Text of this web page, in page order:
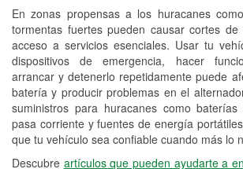
En zonas propensas a los huracanes
tormentas fuertes pueden causar cortes
acceso a servicios esenciales. Usar tu
dispositivos de emergencia, hacer
arrancar y detenerlo repetidamente puede
batería y producir problemas en el
suministros para huracanes como baterías
pasa corriente y fuentes de energía
que tu vehículo sea confiable cuando más lo
Descubre artículos que pueden ayudarte a
freno
Mangueras hidráulicas a la
Hurricane Supplies
Snowstorm Supplies
Conoce más